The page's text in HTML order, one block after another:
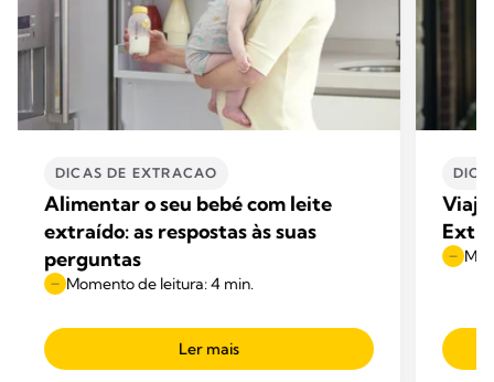
DICAS DE EXTRACAO
Alimentar o seu bebé com leite
extraído: as respostas às suas
perguntas
Momento de leitura: 4 min.
Ler mais